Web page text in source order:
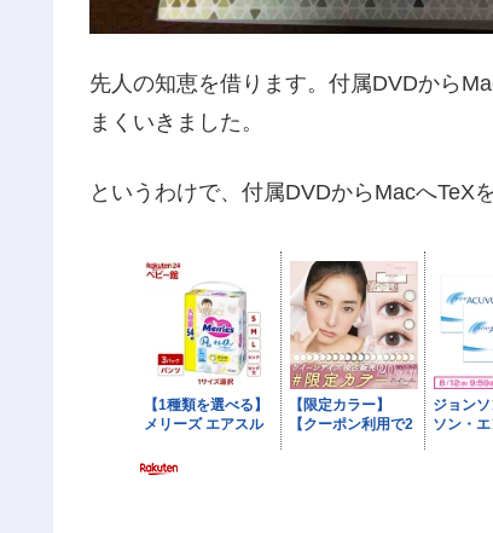
先人の知恵を借ります。付属DVDから
まくいきました。
というわけで、付属DVDからMacへTeX